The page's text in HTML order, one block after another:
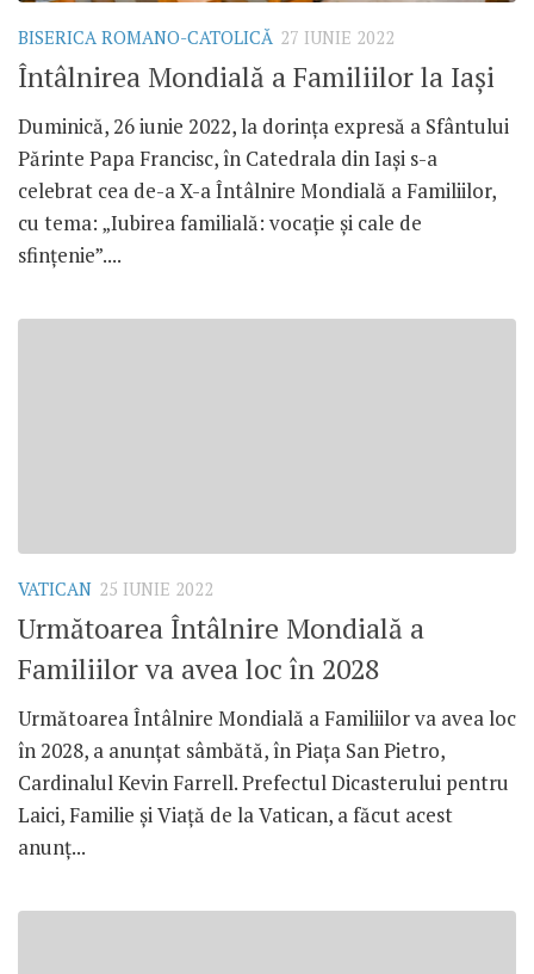
BISERICA ROMANO-CATOLICĂ 27 IUNIE 2022
Întâlnirea Mondială a Familiilor la Iași
Duminică, 26 iunie 2022, la dorința expresă a Sfântului
Părinte Papa Francisc, în Catedrala din Iași s-a
celebrat cea de-a X-a Întâlnire Mondială a Familiilor,
cu tema: „Iubirea familială: vocație și cale de
sfințenie”....
VATICAN 25 IUNIE 2022
Următoarea Întâlnire Mondială a
Familiilor va avea loc în 2028
Următoarea Întâlnire Mondială a Familiilor va avea loc
în 2028, a anunțat sâmbătă, în Piața San Pietro,
Cardinalul Kevin Farrell. Prefectul Dicasterului pentru
Laici, Familie și Viață de la Vatican, a făcut acest
anunț...